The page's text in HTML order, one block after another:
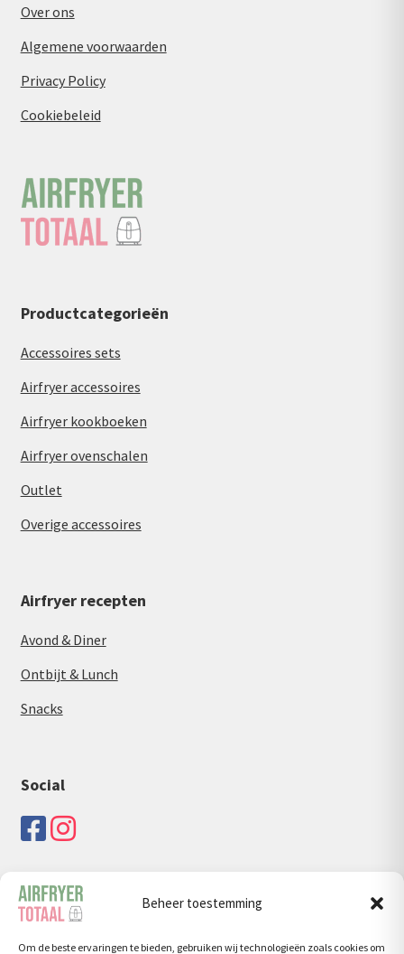
Beheer toestemming
Om de beste ervaringen te bieden, gebruiken wij technologieën zoals cookies om
Over ons
Algemene voorwaarden
Privacy Policy
Cookiebeleid
Productcategorieën
Accessoires sets
Airfryer accessoires
Airfryer kookboeken
Airfryer ovenschalen
Outlet
Overige accessoires
Airfryer recepten
Avond & Diner
Ontbijt & Lunch
Snacks
Social
Zoeken